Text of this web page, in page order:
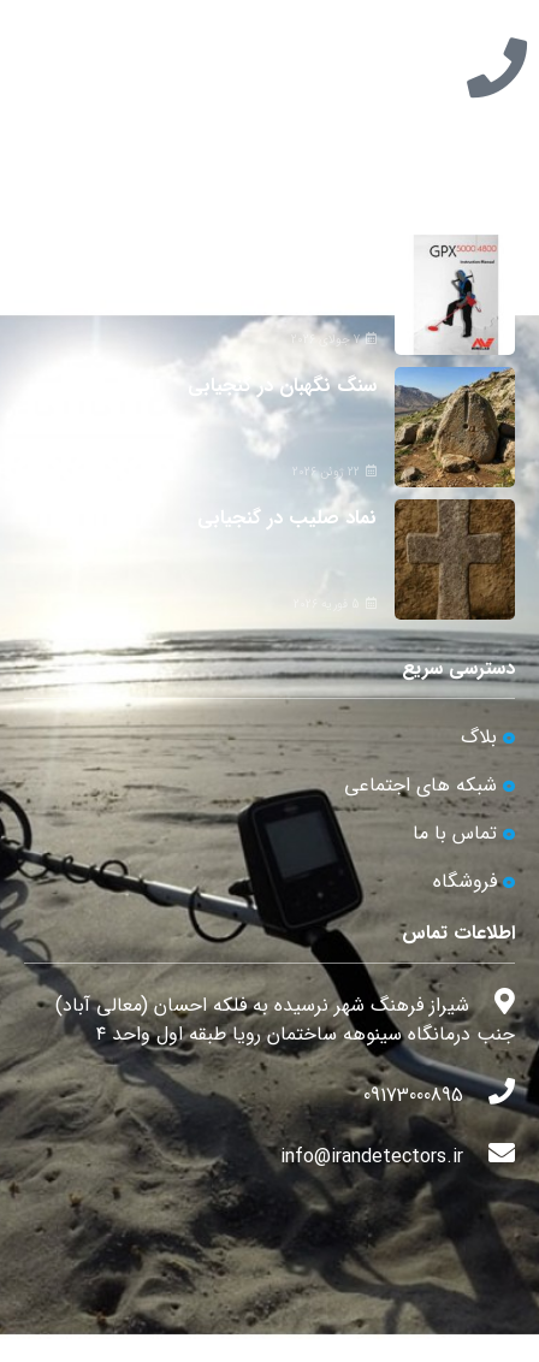
7 جولای 2026
سنگ نگهبان در گنجیابی
22 ژوئن 2026
نماد صلیب در گنجیابی
دسترسی سریع
بلاگ
شبکه های اجتماعی
تماس با ما
فروشگاه
اطلاعات تماس
شیراز فرهنگ شهر نرسیده به فلکه احسان (معالی آباد)
جنب درمانگاه سینوهه ساختمان رویا طبقه اول واحد ۴
09173000895
info@irandetectors.ir